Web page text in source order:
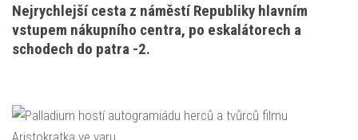
Nejrychlejší cesta z náměstí Republiky hlavním
vstupem nákupního centra, po eskalátorech a
schodech do patra -2.